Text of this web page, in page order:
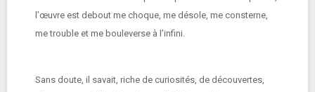
l’œuvre est debout me choque, me désole, me consterne,
me trouble et me bouleverse à l’infini.
Sans doute, il savait, riche de curiosités, de découvertes,